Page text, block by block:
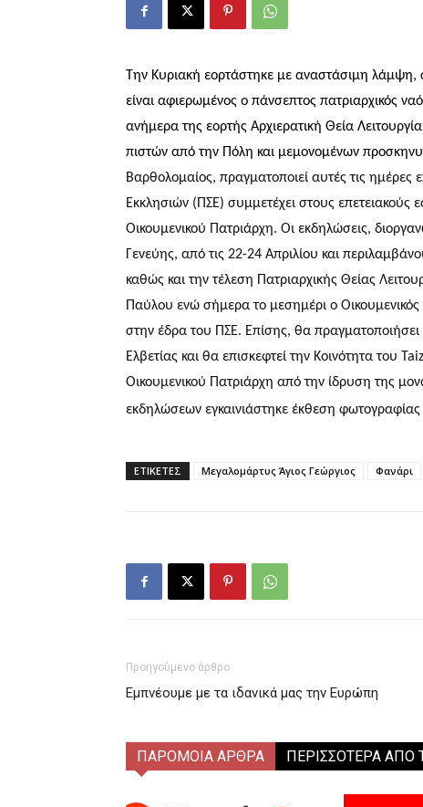
Την Κυριακή εορτάστηκε με αναστάσιμη λάμψη,
είναι αφιερωμένος ο πάνσεπτος πατριαρχικός
ανήμερα της εορτής Αρχιερατική Θεία
πιστών από την Πόλη και μεμονομένων
Βαρθολομαίος, πραγματοποιεί αυτές τις
Εκκλησιών (ΠΣΕ) συμμετέχει στους επετειακούς
Οικουμενικού Πατριάρχη. Οι εκδηλώσεις,
Γενεύης, από τις 22-24 Απριλίου και
καθώς και την τέλεση Πατριαρχικής Θείας
Παύλου ενώ σήμερα το μεσημέρι ο
στην έδρα του ΠΣΕ. Επίσης, θα
Ελβετίας και θα επισκεφτεί την Κοινότητα του
Οικουμενικού Πατριάρχη από την ίδρυση της
εκδηλώσεων εγκαινιάστηκε έκθεση
ΕΤΙΚΕΤΕΣ Μεγαλομάρτυς Άγιος Γεώργιος Φανάρι
Προηγούμενο άρθρο
Εμπνέουμε με τα ιδανικά μας την Ευρώπη
ΠΑΡΟΜΟΙΑ ΑΡΘΡΑ ΠΕΡΙΣΣΟΤΕΡΑ